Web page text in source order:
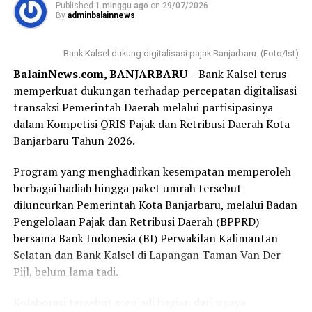
menjaga lingkungan demi mewujudkan Kalimantan
Selatan yang lebih bersih dan sejahtera.
“Mari bersama-sama mendukung pelestarian
lingkungan agar Kalimantan Selatan semakin maju,
bersih, dan masyarakatnya sejahtera.”pungkasnya.
Sementara itu, Kepala Dinas Lingkungan Hidup (DLH)
Kalsel, Rahmat Prapto Udoyo, mengatakan program
tukar sampah dengan sembako kini telah berjalan di
hampir seluruh kabupaten/kota di Kalsel sebagai upaya
mendorong pengelolaan sampah berbasis ekonomi
sirkular.
“Sampah bukan akhir, tetapi memiliki nilai ekonomi dan
manfaat jika dikelola dengan baik,” ujarnya.
Rahmat berharap gerakan tersebut semakin masif
dari pusat segera turun ke daerah untuk memberikan
penjelasan secara terbuka mengenai kondisi pembangkit
Gubernur H Muhidin juga meluruskan informasi yang
sempat beredar di masyarakat terkait lokasi pembangkit
listrik.
megawatt yang berada di Kabupaten Gunung Mas, Kuala
Purun Kalimantan Tengah, bukan merupakan IPP
Murung Raya, sebagaimana sempat diberitakan,
melainkan pembangkit milik SKS Listrik Kalimantan
(SLK).
Untuk memastikan kondisi di lapangan, Gubernur
Published 1 minggu ago on 29/07/2026
By adminbalainnews
Bank Kalsel dukung digitalisasi pajak Banjarbaru. (Foto/Ist)
BalainNews.com, BANJARBARU– Bank Kalsel terus
memperkuat dukungan terhadap percepatan digitalisasi
transaksi Pemerintah Daerah melalui partisipasinya
dalam Kompetisi QRIS Pajak dan Retribusi Daerah Kota
Banjarbaru Tahun 2026.
Program yang menghadirkan kesempatan memperoleh
berbagai hadiah hingga paket umrah tersebut
diluncurkan Pemerintah Kota Banjarbaru, melalui Badan
Pengelolaan Pajak dan Retribusi Daerah (BPPRD)
bersama Bank Indonesia (BI) Perwakilan Kalimantan
Selatan dan Bank Kalsel di Lapangan Taman Van Der
Pijl, belum lama tadi.